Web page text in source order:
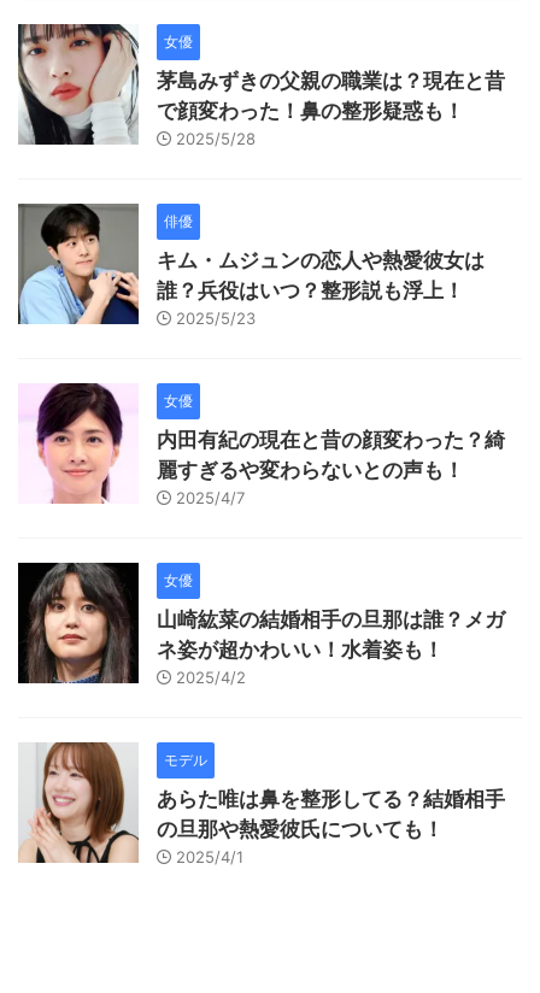
女優
茅島みずきの父親の職業は？現在と昔
で顔変わった！鼻の整形疑惑も！
2025/5/28
俳優
キム・ムジュンの恋人や熱愛彼女は
誰？兵役はいつ？整形説も浮上！
2025/5/23
女優
内田有紀の現在と昔の顔変わった？綺
麗すぎるや変わらないとの声も！
2025/4/7
女優
山崎紘菜の結婚相手の旦那は誰？メガ
ネ姿が超かわいい！水着姿も！
2025/4/2
モデル
あらた唯は鼻を整形してる？結婚相手
の旦那や熱愛彼氏についても！
2025/4/1